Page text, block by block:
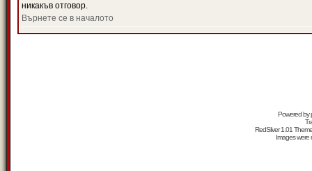
никакъв отговор.
Върнете се в началото
Powered by
RedSilver 1.01
Images were